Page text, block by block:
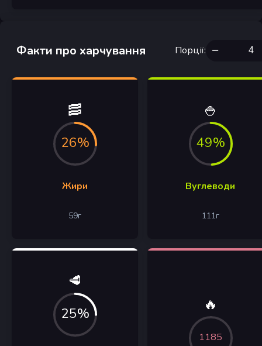
Факти про харчування Порції:
🥓
26%
Жири
59г
🍚
49%
Вуглеводи
111г
🥩
25% 🔥
1185